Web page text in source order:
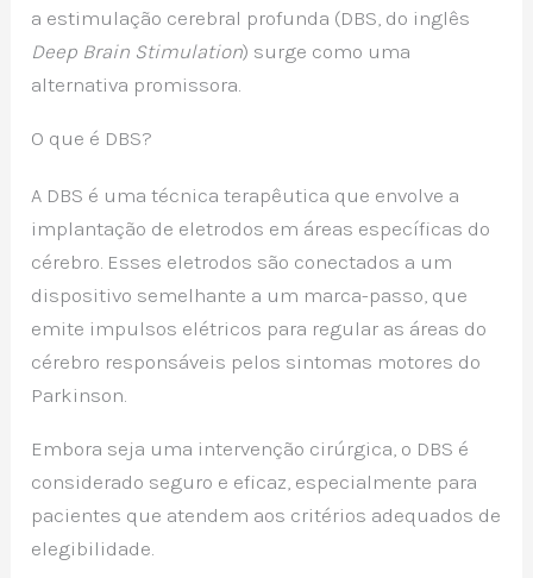
a estimulação cerebral profunda (DBS, do inglês
Deep Brain Stimulation) surge como uma
alternativa promissora.
O que é DBS?
A DBS é uma técnica terapêutica que envolve a
implantação de eletrodos em áreas específicas do
cérebro. Esses eletrodos são conectados a um
dispositivo semelhante a um marca-passo, que
emite impulsos elétricos para regular as áreas do
cérebro responsáveis pelos sintomas motores do
Parkinson.
Embora seja uma intervenção cirúrgica, o DBS é
considerado seguro e eficaz, especialmente para
pacientes que atendem aos critérios adequados de
elegibilidade.